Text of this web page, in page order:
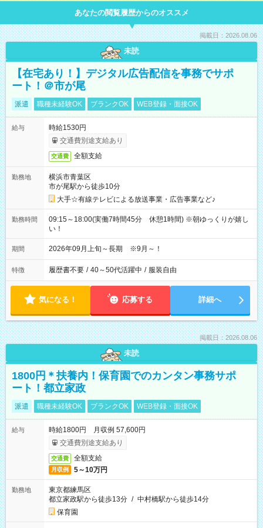
あなたの閲覧履歴からのオススメ
掲載日：2026.08.06
未読
【在宅あり！】デジタル広告配信を事務でサポ
ート！＠市が尾
派遣 職種未経験OK ブランクOK WEB登録・面接OK
給与
時給1530円
交通費別途支給あり
交通費 全額支給
勤務地
横浜市青葉区
市が尾駅から徒歩10分
大手☆有線テレビによる放送事業・広告事業など♪
勤務時間
09:15～18:00(実働7時間45分 休憩1時間) ※朝ゆっくりが嬉し
い！
期間 2026年09月上旬～長期 ※9月～！
特徴 履歴書不要 / 40～50代活躍中 / 服装自由
気になる！ 応募する 詳細へ
掲載日：2026.08.06
未読
1800円＊扶養内！保育園でのカンタン事務サポ
ート！都立家政
派遣 職種未経験OK ブランクOK WEB登録・面接OK
給与
時給1800円 月収例 57,600円
交通費別途支給あり
交通費 全額支給
月収例 5～10万円
勤務地
東京都練馬区
都立家政駅から徒歩13分 / 中村橋駅から徒歩14分
保育園